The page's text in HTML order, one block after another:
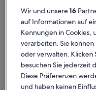
Pensionen
Wir und unsere16
auf Informationen auf
Kennungen in Cookies,
verarbeiten. Sie
oder verwalten. Klicken
besuchen Sie jederzeit
Diese Präferenzen
und haben keinen